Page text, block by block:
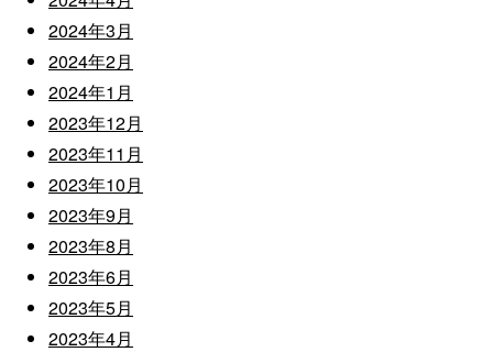
2024年3月
2024年2月
2024年1月
2023年12月
2023年11月
2023年10月
2023年9月
2023年8月
2023年6月
2023年5月
2023年4月